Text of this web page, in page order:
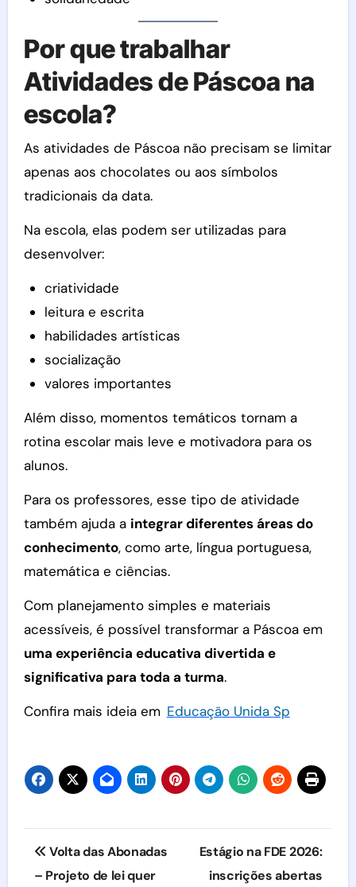
Por que trabalhar
Atividades de Páscoa na
escola?
As atividades de Páscoa não precisam se limitar
apenas aos chocolates ou aos símbolos
tradicionais da data.
Na escola, elas podem ser utilizadas para
desenvolver:
criatividade
leitura e escrita
habilidades artísticas
socialização
valores importantes
Além disso, momentos temáticos tornam a
rotina escolar mais leve e motivadora para os
alunos.
Para os professores, esse tipo de atividade
também ajuda a integrar diferentes áreas do
conhecimento, como arte, língua portuguesa,
matemática e ciências.
Com planejamento simples e materiais
acessíveis, é possível transformar a Páscoa em
uma experiência educativa divertida e
significativa para toda a turma.
Confira mais ideia em Educação Unida Sp
Navegação
de
Volta das Abonadas
– Projeto de lei quer
Estágio na FDE 2026:
inscrições abertas